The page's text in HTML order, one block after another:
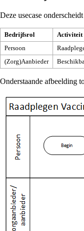
Deze usecase
Bedrijfsrol
Activiteit
Persoon
(Zorg)Aanbieder
Onderstaande afbeelding